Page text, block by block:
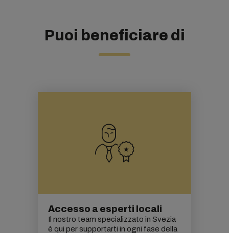
Puoi beneficiare di
Accesso a esperti locali
Il nostro team specializzato in Svezia
è qui per supportarti in ogni fase della